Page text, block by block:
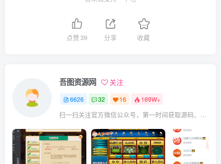
点赞39 分享 收藏
吾图资源网 关注
6626 32 16 169W+
扫一扫关注官方微信公众号，第一时间获取源码、网赚项目资源教程，自媒体等知识干货，让互联网创业赚钱更简单。